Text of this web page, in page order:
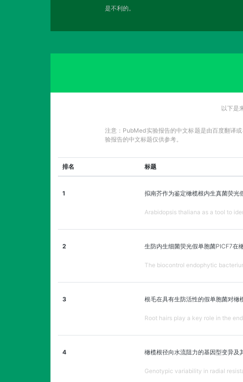
是不利的。
以下是
注意：PubMed实验报告的中文标题是由百度翻译
验报告的中文标题仅供参考。
排名 标题
1 拟南芥作为鉴定橄榄根内生真菌荧光
Arabidopsis thaliana as a tool to
2 生防内生细菌荧光假单胞菌PICF7在
The biocontrol endophytic
3 根毛在具有生防活性的假单胞菌对橄
Root hairs play a key role in the
4 橄榄根径向水流阻力的基因型变异及
Genotypic variability in radial